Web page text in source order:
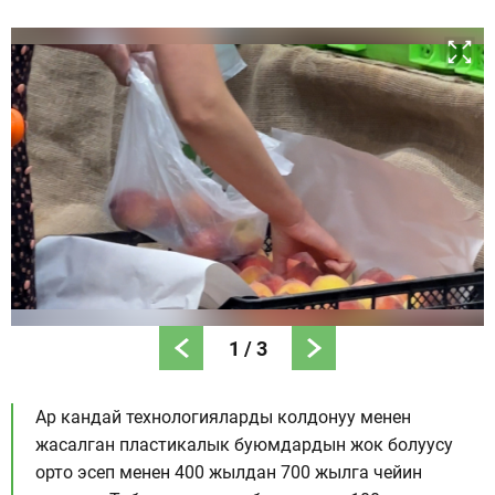
1 /3
Ар кандай технологияларды колдонуу менен
жасалган пластикалык буюмдардын жок болуусу
орто эсеп менен 400 жылдан 700 жылга чейин